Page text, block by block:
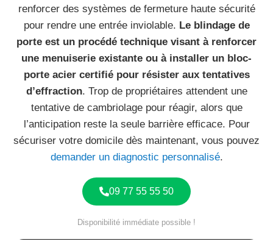
renforcer des systèmes de fermeture haute sécurité
pour rendre une entrée inviolable. Le blindage de
porte est un procédé technique visant à renforcer
une menuiserie existante ou à installer un bloc-
porte acier certifié pour résister aux tentatives
d’effraction. Trop de propriétaires attendent une
tentative de cambriolage pour réagir, alors que
l’anticipation reste la seule barrière efficace. Pour
sécuriser votre domicile dès maintenant, vous pouvez
demander un diagnostic personnalisé.
09 77 55 55 50
Disponibilité immédiate possible !